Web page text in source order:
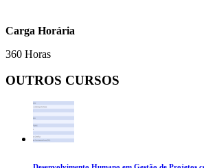
Carga Horária
360 Horas
OUTROS CURSOS